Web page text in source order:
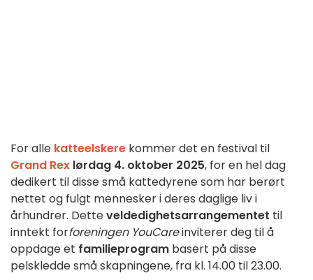
For alle katteelskere kommer det en festival til
Grand Rex lørdag 4. oktober 2025, for en hel dag
dedikert til disse små kattedyrene som har berørt
nettet og fulgt mennesker i deres daglige liv i
århundrer. Detteveldedighetsarrangementet til
inntekt forforeningen YouCareinviterer deg til å
oppdage et familieprogram basert på disse
pelskledde små skapningene, fra kl. 14.00 til 23.00.